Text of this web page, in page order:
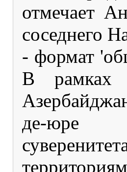
отмечает
соседнего
- формат
В рамках
де-юре